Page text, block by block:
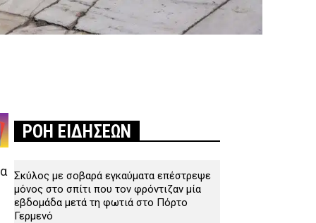
ΡΟΗ ΕΙΔΗΣΕΩΝ
Σκύλος με σοβαρά εγκαύματα επέστρεψε
μόνος στο σπίτι που τον φρόντιζαν μία
εβδομάδα μετά τη φωτιά στο Πόρτο
Γερμενό